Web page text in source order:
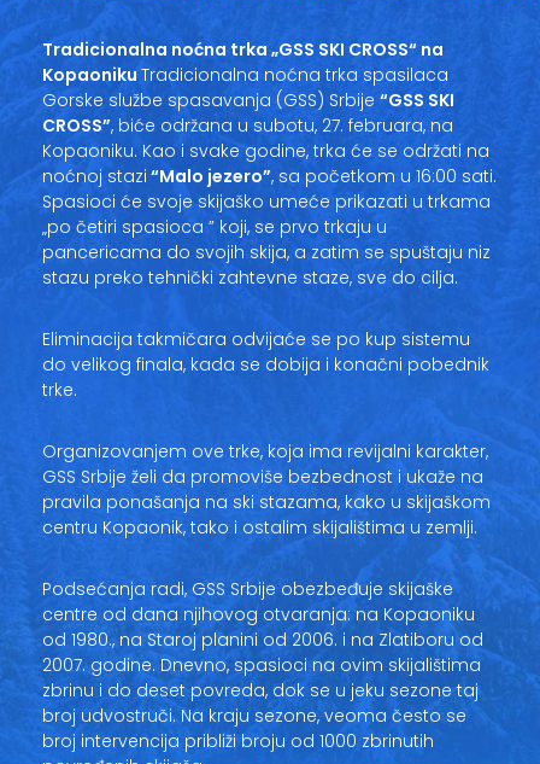
Copyright© 2020
HopNaKop
Tradicionalna noćna trka „GSS SKI CROSS“ na
Kopaoniku Tradicionalna noćna trka spasilaca
Gorske službe spasavanja (GSS) Srbije “GSS SKI
CROSS”, biće održana u subotu, 27. februara, na
Kopaoniku. Kao i svake godine, trka će se održati na
noćnoj stazi “Malo jezero”, sa početkom u 16:00 sati.
Spasioci će svoje skijaško umeće prikazati u trkama
„po četiri spasioca ” koji, se prvo trkaju u
pancericama do svojih skija, a zatim se spuštaju niz
stazu preko tehnički zahtevne staze, sve do cilja.
Eliminacija takmičara odvijaće se po kup sistemu
do velikog finala, kada se dobija i konačni pobednik
trke.
Organizovanjem ove trke, koja ima revijalni karakter,
GSS Srbije želi da promoviše bezbednost i ukaže na
pravila ponašanja na ski stazama, kako u skijaškom
centru Kopaonik, tako i ostalim skijalištima u zemlji.
Podsećanja radi, GSS Srbije obezbeđuje skijaške
centre od dana njihovog otvaranja: na Kopaoniku
od 1980., na Staroj planini od 2006. i na Zlatiboru od
2007. godine. Dnevno, spasioci na ovim skijalištima
zbrinu i do deset povreda, dok se u jeku sezone taj
broj udvostruči. Na kraju sezone, veoma često se
broj intervencija približi broju od 1000 zbrinutih